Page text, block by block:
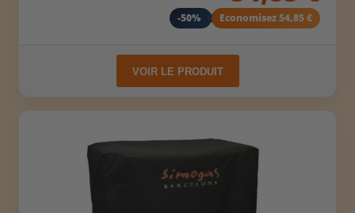
-50% Economisez 54,85 €
VOIR LE PRODUIT